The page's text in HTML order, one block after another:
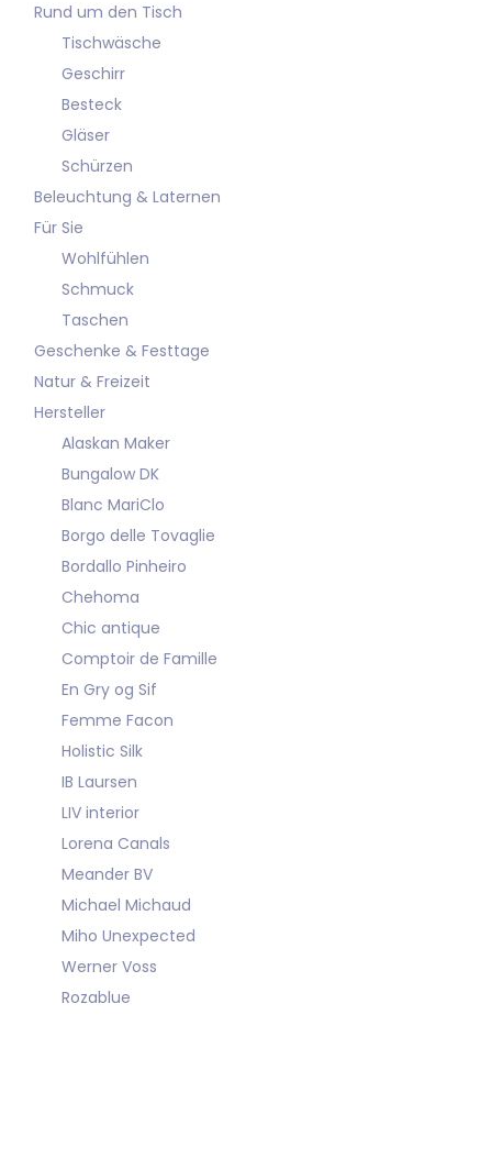
Rund um den Tisch
Tischwäsche
Geschirr
Besteck
Gläser
Schürzen
Beleuchtung & Laternen
Für Sie
Wohlfühlen
Schmuck
Taschen
Geschenke & Festtage
Natur & Freizeit
Hersteller
Alaskan Maker
Bungalow DK
Blanc MariClo
Borgo delle Tovaglie
Bordallo Pinheiro
Chehoma
Chic antique
Comptoir de Famille
En Gry og Sif
Femme Facon
Holistic Silk
IB Laursen
LIV interior
Lorena Canals
Meander BV
Michael Michaud
Miho Unexpected
Werner Voss
Rozablue